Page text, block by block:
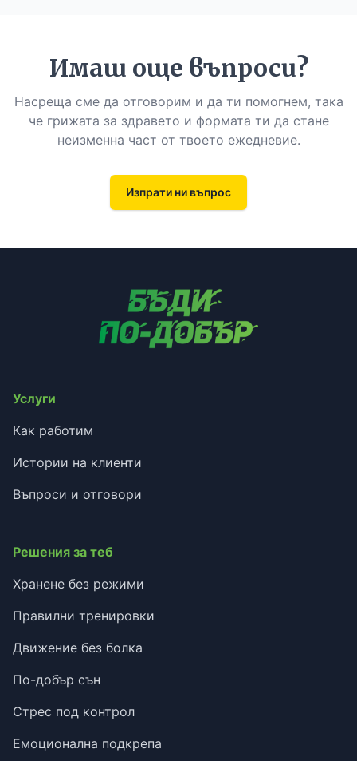
Имаш още въпроси?
Насреща сме да отговорим и да ти помогнем, така
че грижата за здравето и формата ти да стане
неизменна част от твоето ежедневие.
Изпрати ни въпрос
Услуги
Как работим
Истории на клиенти
Въпроси и отговори
Решения за теб
Хранене без режими
Правилни тренировки
Движение без болка
По-добър сън
Стрес под контрол
Емоционална подкрепа